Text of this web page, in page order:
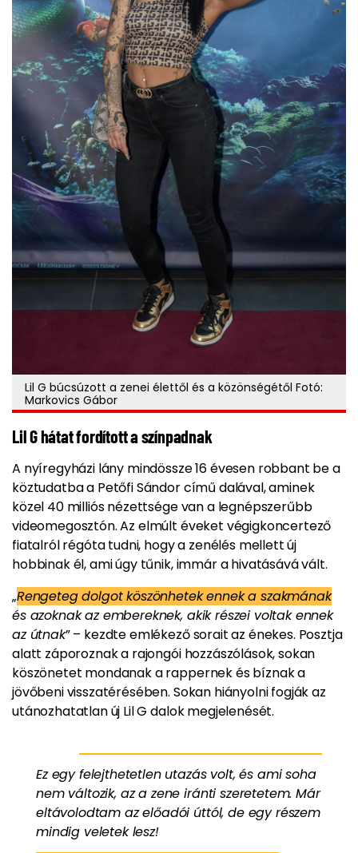
Lil G búcsúzott a zenei élettől és a közönségétől Fotó:
Markovics Gábor
Lil G hátat fordított a színpadnak
A nyíregyházi lány mindössze 16 évesen robbant be a
köztudatba a Petőfi Sándor című dalával, aminek
közel 40 milliós nézettsége van a legnépszerűbb
videomegosztón. Az elmúlt éveket végigkoncertező
fiatalról régóta tudni, hogy a zenélés mellett új
hobbinak él, ami úgy tűnik, immár a hivatásává vált.
„Rengeteg dolgot köszönhetek ennek a szakmának
és azoknak az embereknek, akik részei voltak ennek
az útnak” – kezdte emlékező sorait az énekes. Posztja
alatt záporoznak a rajongói hozzászólások, sokan
köszönetet mondanak a rappernek és bíznak a
jövőbeni visszatérésében. Sokan hiányolni fogják az
utánozhatatlan új Lil G dalok megjelenését.
Ez egy felejthetetlen utazás volt, és ami soha
nem változik, az a zene iránti szeretetem. Már
eltávolodtam az előadói úttól, de egy részem
mindig veletek lesz!